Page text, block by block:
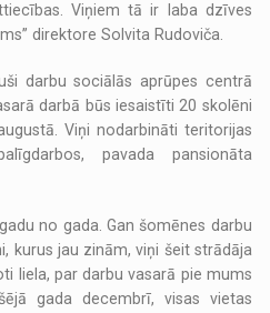
Viņiem tā ir laba dzīves
direktore Solvita Rudoviča.
darbu sociālās aprūpes centrā
darbā būs iesaistīti 20 skolēni
Viņi nodarbināti teritorijas
pavada pansionāta
no gada. Gan šomēnes darbu
kurus jau zinām, viņi šeit strādāja
liela, par darbu vasarā pie mums
gada decembrī, visas vietas